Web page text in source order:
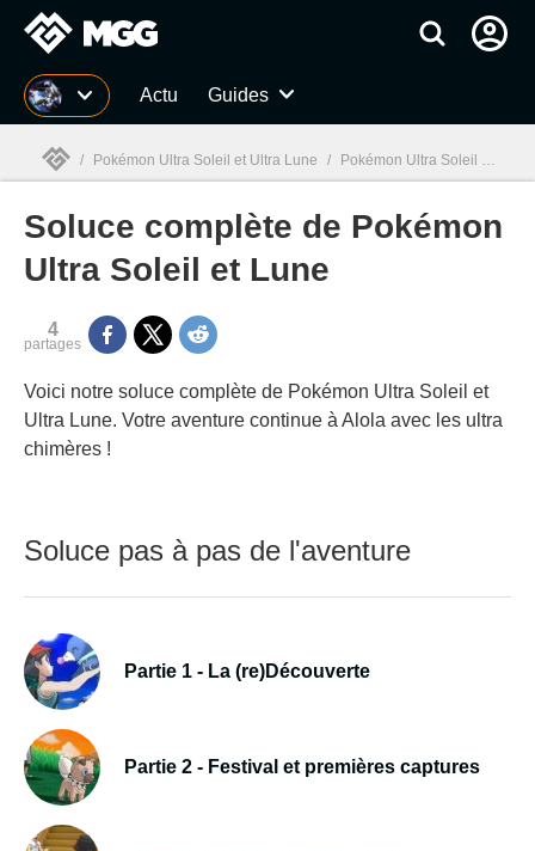
MGG Actu Guides
MGG
/ Pokémon Ultra Soleil et Ultra Lune / Pokémon Ultra Soleil et Ultra Lune guides
Soluce complète de Pokémon
Ultra Soleil et Lune
4
partages
Voici notre soluce complète de Pokémon Ultra Soleil et
Ultra Lune. Votre aventure continue à Alola avec les ultra
chimères !
Soluce pas à pas de l'aventure
Partie 1 - La (re)Découverte
Partie 2 - Festival et premières captures